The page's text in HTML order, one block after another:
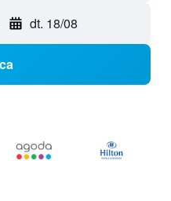
dt. 18/08